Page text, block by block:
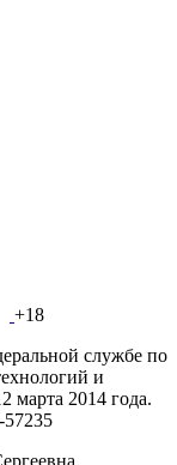
+18
службе по
и
марта 2014 года.